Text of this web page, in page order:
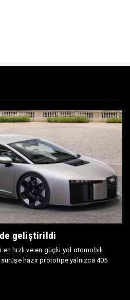
geliştirildi
hızlı ve en güçlü yol otomobili
hazır prototipe yalnızca 405